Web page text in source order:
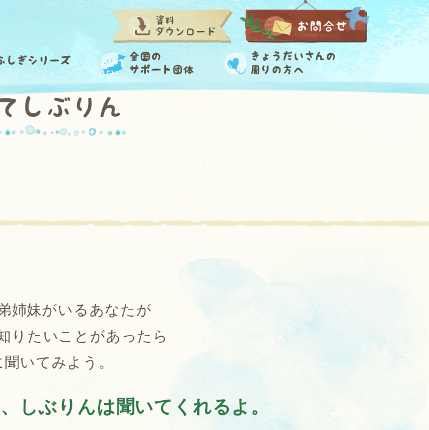
資料
ダウンロード
お問合せ
しぎシリーズ
全国の
サポート団体
きょうだいさんの
周りの方へ
しぶりん
姉妹がいるあなたが
りたいことがあったら
いてみよう。
しぶりんは聞いてくれるよ。